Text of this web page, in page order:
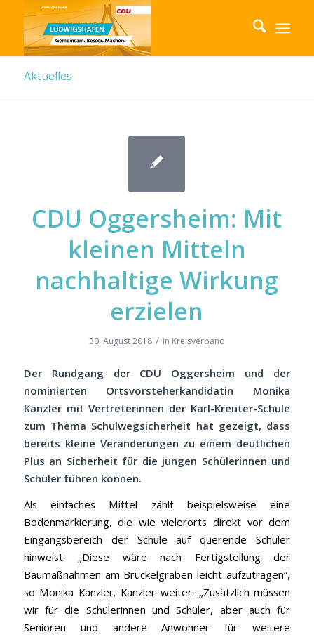
Aktuelles
CDU Oggersheim: Mit
kleinen Mitteln
nachhaltige Wirkung
erzielen
30. August 2018 / in Kreisverband
Der Rundgang der CDU Oggersheim und der
nominierten Ortsvorsteherkandidatin Monika
Kanzler mit Vertreterinnen der Karl-Kreuter-Schule
zum Thema Schulwegsicherheit hat gezeigt, dass
bereits kleine Veränderungen zu einem deutlichen
Plus an Sicherheit für die jungen Schülerinnen und
Schüler führen können.
Als einfaches Mittel zählt beispielsweise eine
Bodenmarkierung, die wie vielerorts direkt vor dem
Eingangsbereich der Schule auf querende Schüler
hinweist. „Diese wäre nach Fertigstellung der
Baumaßnahmen am Brückelgraben leicht aufzutragen“,
so Monika Kanzler. Kanzler weiter: „Zusätzlich müssen
wir für die Schülerinnen und Schüler, aber auch für
Senioren und andere Anwohner für weitere